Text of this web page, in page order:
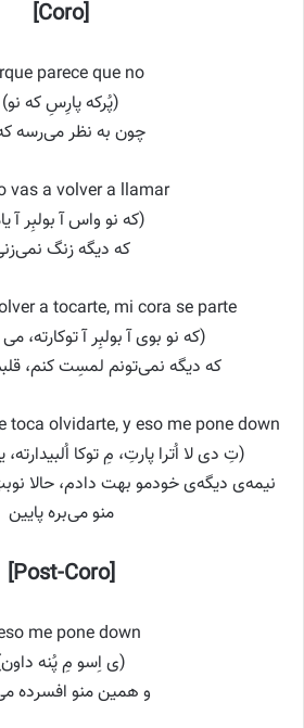
[Coro]
parece que no
(پُرکه پارِسِ که نو)
چون به نظر می‌رسه
vas a volver a llamar
(که نو واس آ بولبِر آ
که دیگه زنگ
a tocarte, mi cora se parte
(که نو بوی آ بولبِر آ توکارته،
که دیگه نمی‌تونم لمسِت کنم،
toca olvidarte, y eso me pone down
(تِ دی لا اُترا پارتِ، مِ توکا
نیمه‌ی دیگه‌ی خودمو بهت دادم، حالا
منو می‌بره پایین
[Post-Coro]
me pone down
(ی اِسو مِ پُنه
و همین منو افسرده